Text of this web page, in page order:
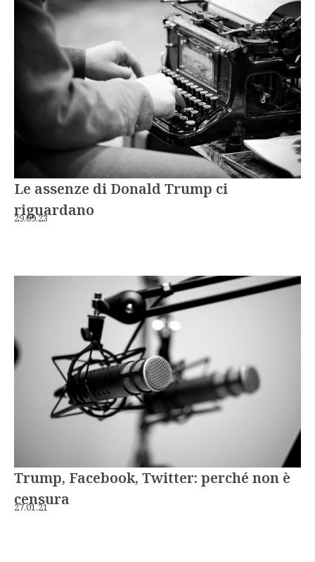
Le assenze di Donald Trump ci
riguardano
29.09.23
Trump, Facebook, Twitter: perché non è
censura
27.01.21